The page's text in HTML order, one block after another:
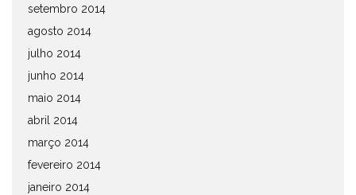
setembro 2014
agosto 2014
julho 2014
junho 2014
maio 2014
abril 2014
março 2014
fevereiro 2014
janeiro 2014